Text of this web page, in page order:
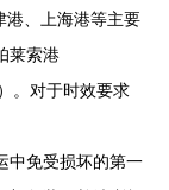
港、上海港等主要
莱索港
。对于时效要求
中免受损坏的第一